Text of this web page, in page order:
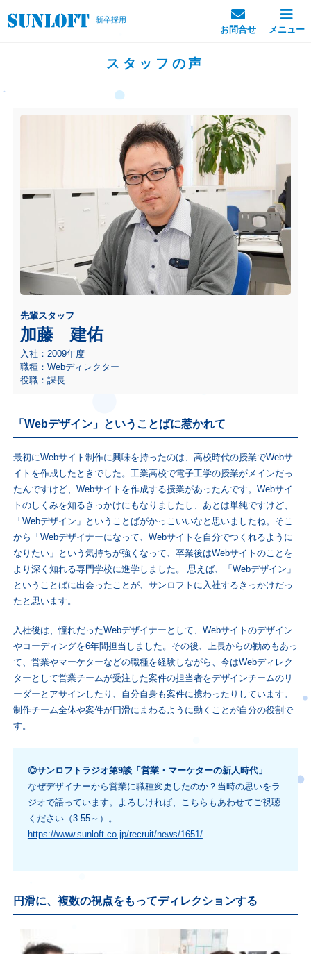
新卒採用
メニュー
お問合せ
スタッフの声
先輩スタッフ
加藤 建佑
入社：2009年度
職種：Webディレクター
役職：課長
「Webデザイン」ということばに惹かれて
最初にWebサイト制作に興味を持ったのは、高校時代の授業でWebサ
イトを作成したときでした。工業高校で電子工学の授業がメインだっ
たんですけど、Webサイトを作成する授業があったんです。Webサイ
トのしくみを知るきっかけにもなりましたし、あとは単純ですけど、
「Webデザイン」ということばがかっこいいなと思いましたね。そこ
から「Webデザイナーになって、Webサイトを自分でつくれるように
なりたい」という気持ちが強くなって、卒業後はWebサイトのことを
より深く知れる専門学校に進学しました。 思えば、「Webデザイン」
ということばに出会ったことが、サンロフトに入社するきっかけだっ
たと思います。
入社後は、憧れだったWebデザイナーとして、Webサイトのデザイン
やコーディングを6年間担当しました。その後、上長からの勧めもあっ
て、営業やマーケターなどの職種を経験しながら、今はWebディレク
ターとして営業チームが受注した案件の担当者をデザインチームのリ
ーダーとアサインしたり、自分自身も案件に携わったりしています。
制作チーム全体や案件が円滑にまわるように動くことが自分の役割で
す。
◎サンロフトラジオ第9談「営業・マーケターの新人時代」
なぜデザイナーから営業に職種変更したのか？当時の思いをラ
ジオで語っています。よろしければ、こちらもあわせてご視聴
ください（3:55～）。
https://www.sunloft.co.jp/recruit/news/1651/
円滑に、複数の視点をもってディレクションする